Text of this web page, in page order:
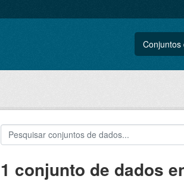
Conjuntos
1 conjunto de dados